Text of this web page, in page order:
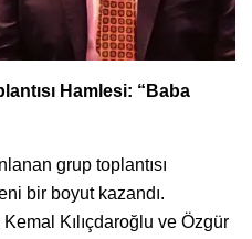
Hamlesi: “Baba
grup toplantısı
bir boyut kazandı.
Kılıçdaroğlu ve Özgür